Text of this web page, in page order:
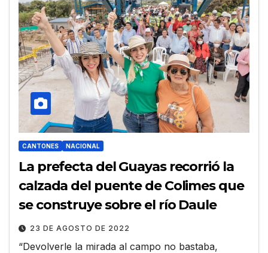
CANTONES NACIONAL
La prefecta del Guayas recorrió la
calzada del puente de Colimes que
se construye sobre el río Daule
23 DE AGOSTO DE 2022
“Devolverle la mirada al campo no bastaba,